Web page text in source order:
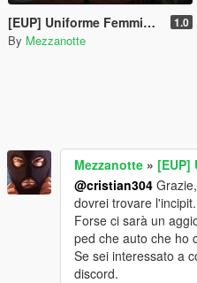
[EUP] Uniforme Femminile Carabinieri 1.0
By Mezzanotte
Mezzanotte » [EUP]
@cristian304
dovrei trovare l'incipit.
Forse ci sarà un
ped che auto che ho
Se sei interessato a
discord.